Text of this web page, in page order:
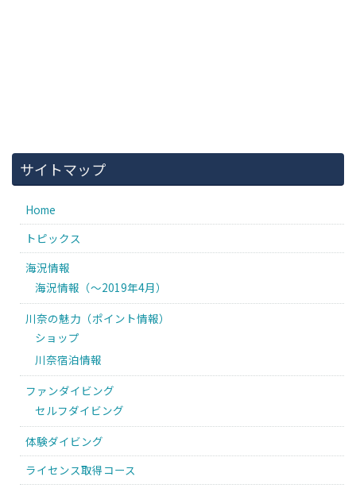
サイトマップ
Home
トピックス
海況情報
海況情報（〜2019年4月）
川奈の魅力（ポイント情報）
ショップ
川奈宿泊情報
ファンダイビング
セルフダイビング
体験ダイビング
ライセンス取得コース